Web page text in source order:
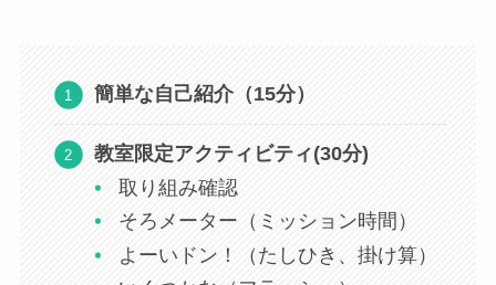
簡単な自己紹介（15分）
教室限定アクティビティ(30分)
取り組み確認
そろメーター（ミッション時間）
よーいドン！（たしひき、掛け算）